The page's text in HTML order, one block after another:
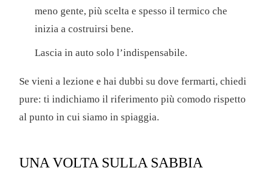
meno gente, più scelta e spesso il termico che
inizia a costruirsi bene.
Lascia in auto solo l’indispensabile.
Se vieni a lezione e hai dubbi su dove fermarti, chiedi
pure: ti indichiamo il riferimento più comodo rispetto
al punto in cui siamo in spiaggia.
UNA VOLTA SULLA SABBIA